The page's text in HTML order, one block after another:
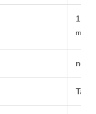
1,5
mm²